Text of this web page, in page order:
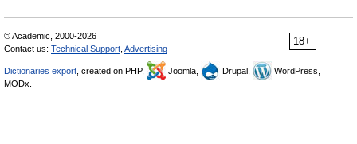
18+
© Academic, 2000-2026
Contact us: Technical Support Advertising
Dictionaries export , created on PHP, Joomla, Drupal,
WordPress,
MODx.